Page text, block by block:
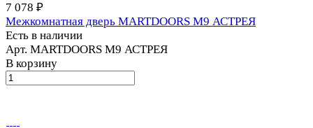
7 078 ₽
Межкомнатная дверь MARTDOORS M9 АСТРЕЯ
Есть в наличии
Арт. MARTDOORS M9 АСТРЕЯ
В корзину